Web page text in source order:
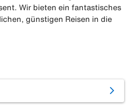
Wir bieten ein fantastisches
günstigen Reisen in die